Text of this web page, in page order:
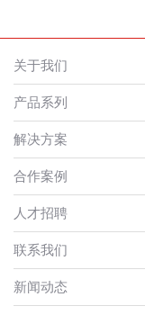
关于我们
产品系列
解决方案
合作案例
人才招聘
联系我们
新闻动态